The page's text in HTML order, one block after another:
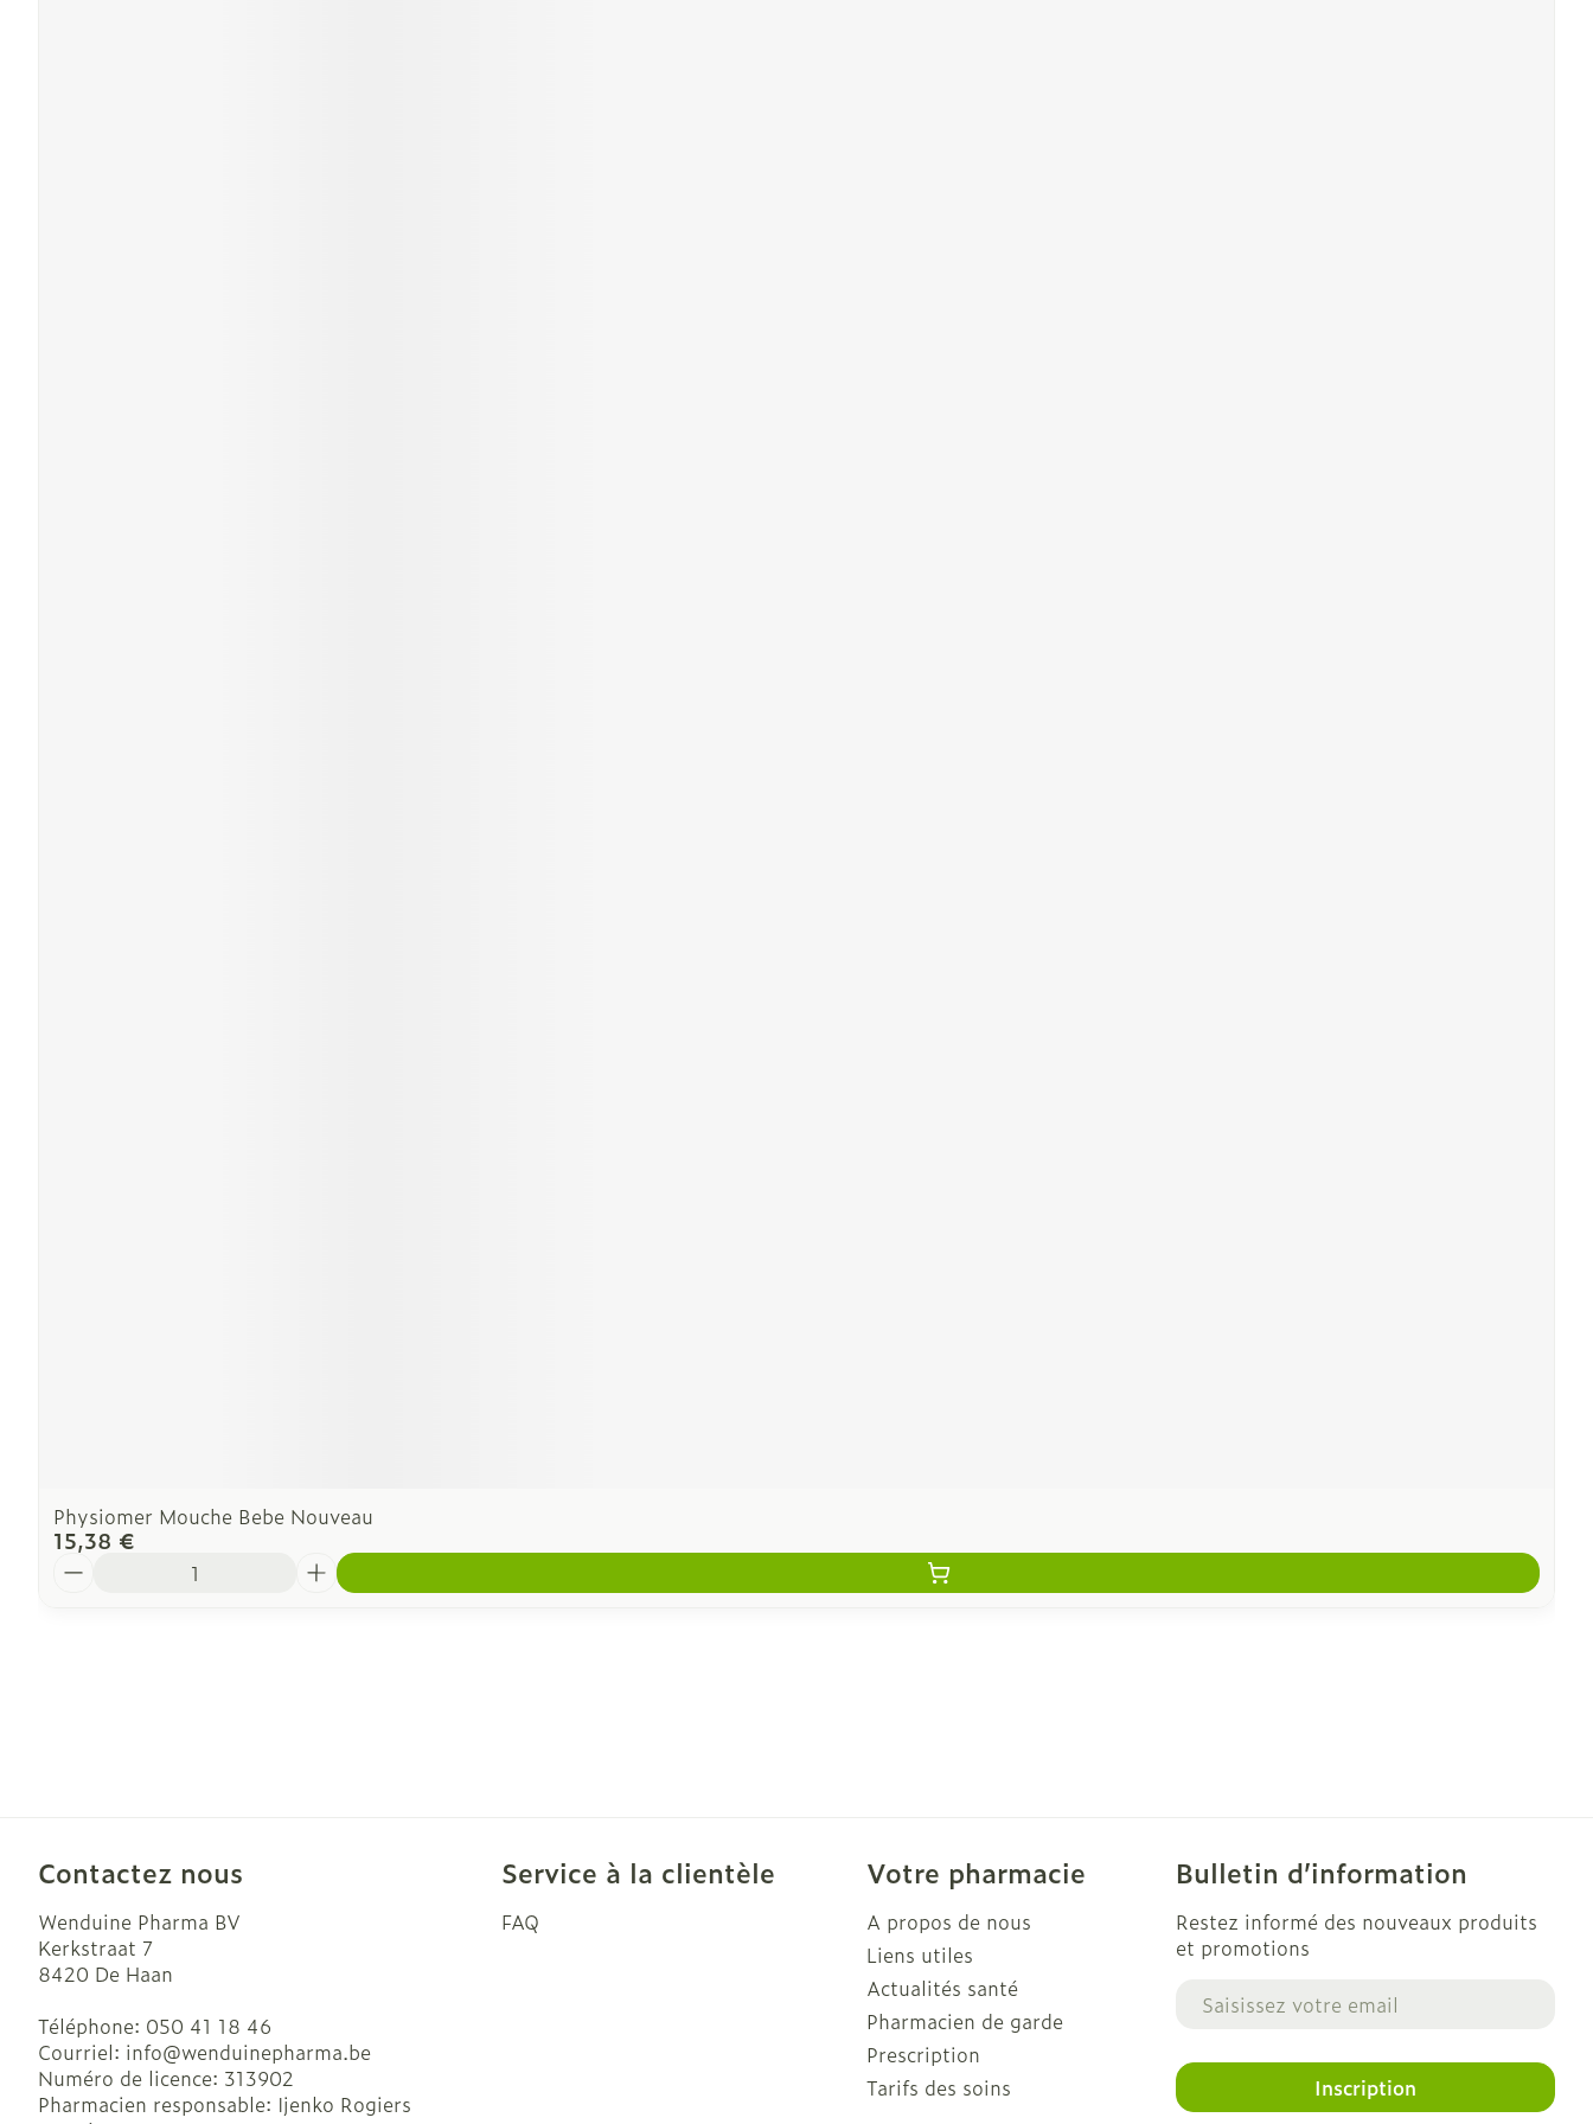
Physiomer Mouche Bebe Nouveau
15,38 €
Contactez nous
Wenduine Pharma BV
Kerkstraat 7
8420 De Haan
Téléphone: 050 41 18 46
Courriel: info@wenduinepharma.be
Numéro de licence: 313902
Pharmacien responsable: Ijenko Rogiers
Service à la clientèle
FAQ
Votre pharmacie
A propos de nous
Liens utiles
Actualités santé
Pharmacien de garde
Prescription
Tarifs des soins
Bulletin d’information
Restez informé des nouveaux produits
et promotions
Inscription